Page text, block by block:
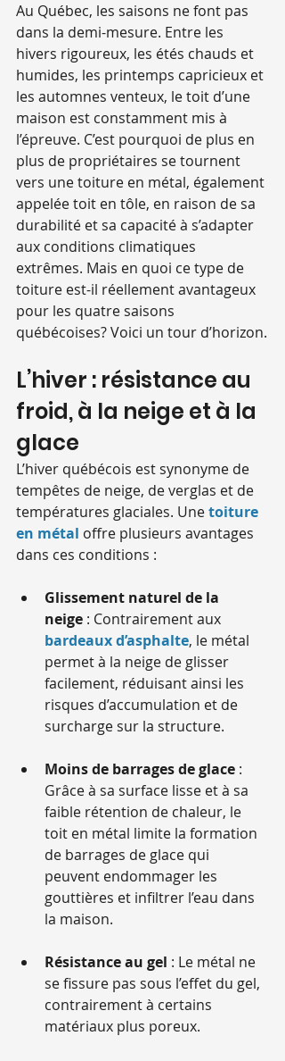
Au Québec, les saisons ne font pas
dans la demi-mesure. Entre les
hivers rigoureux, les étés chauds et
humides, les printemps capricieux et
les automnes venteux, le toit d’une
maison est constamment mis à
l’épreuve. C’est pourquoi de plus en
plus de propriétaires se tournent
vers une toiture en métal, également
appelée toit en tôle, en raison de sa
durabilité et sa capacité à s’adapter
aux conditions climatiques
extrêmes. Mais en quoi ce type de
toiture est-il réellement avantageux
pour les quatre saisons
québécoises? Voici un tour d’horizon.
L’hiver : résistance au
froid, à la neige et à la
glace
L’hiver québécois est synonyme de
tempêtes de neige, de verglas et de
températures glaciales. Une toiture
en métal offre plusieurs avantages
dans ces conditions :
Glissement naturel de la
neige : Contrairement aux
bardeaux d’asphalte, le métal
permet à la neige de glisser
facilement, réduisant ainsi les
risques d’accumulation et de
surcharge sur la structure.
Moins de barrages de glace :
Grâce à sa surface lisse et à sa
faible rétention de chaleur, le
toit en métal limite la formation
de barrages de glace qui
peuvent endommager les
gouttières et infiltrer l’eau dans
la maison.
Résistance au gel : Le métal ne
se fissure pas sous l’effet du gel,
contrairement à certains
matériaux plus poreux.